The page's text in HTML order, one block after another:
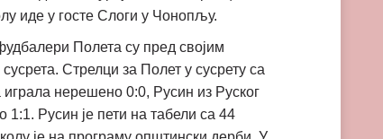
иде у госте Слоги у Чонопљу.
Полета су пред својим
Стрелци за Полет у сусрету са
нерешено 0:0, Русин из Руског
Русин је пети на табели са 44